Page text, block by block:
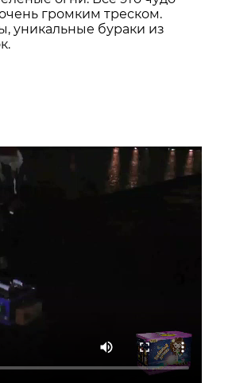
громким треском.
уникальные бураки из